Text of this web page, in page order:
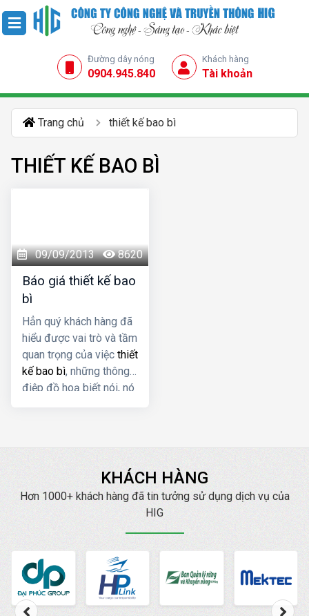
Đường dây nóng
0904.945.840
Khách hàng
Tài khoản
Trang chủ thiết kế bao bì
THIẾT KẾ BAO BÌ
09/09/2013 8620
Báo giá thiết kế bao
bì
Hẳn quý khách hàng đã
hiểu được vai trò và tầm
quan trọng của việc thiết
kế bao bì, những thông
điệp đồ hoạ biết nói, nó
hiểu rất rõ điều này,
chúng tôi luôn hết mình
để sáng tạo ra những
dùng, từng thương hiệu.
KHÁCH HÀNG
Hơn 1000+ khách hàng đã tin tưởng sử dụng dịch vụ của
HIG